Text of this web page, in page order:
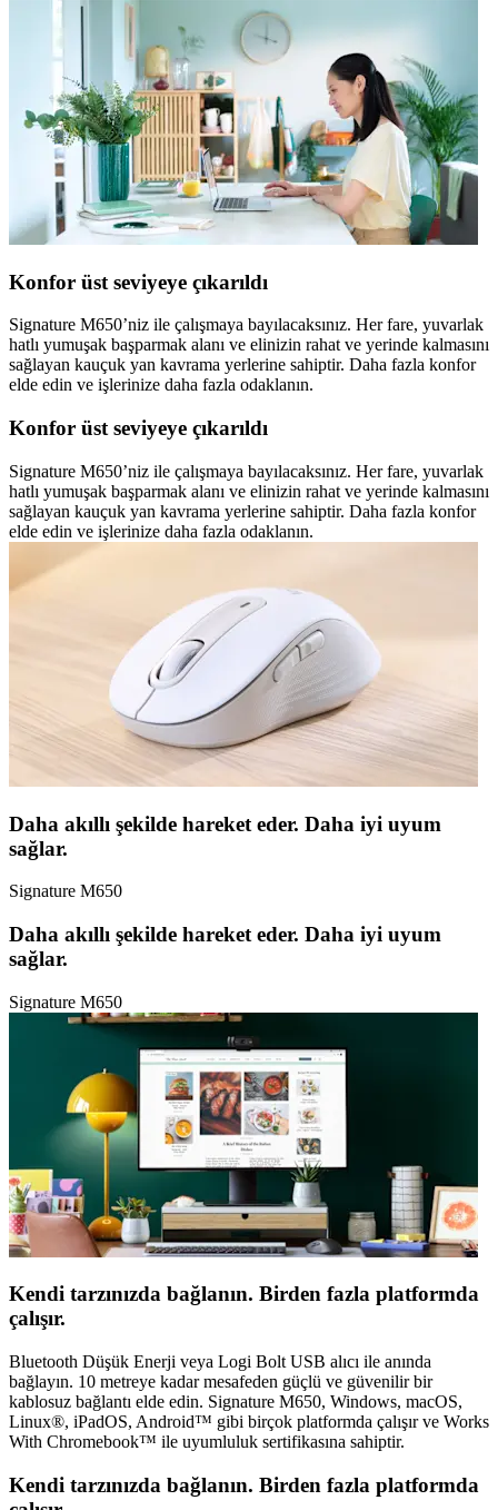
Konfor üst seviyeye çıkarıldı
Signature M650’niz ile çalışmaya bayılacaksınız. Her fare, yuvarlak
hatlı yumuşak başparmak alanı ve elinizin rahat ve yerinde kalmasını
sağlayan kauçuk yan kavrama yerlerine sahiptir. Daha fazla konfor
elde edin ve işlerinize daha fazla odaklanın.
Konfor üst seviyeye çıkarıldı
Signature M650’niz ile çalışmaya bayılacaksınız. Her fare, yuvarlak
hatlı yumuşak başparmak alanı ve elinizin rahat ve yerinde kalmasını
sağlayan kauçuk yan kavrama yerlerine sahiptir. Daha fazla konfor
elde edin ve işlerinize daha fazla odaklanın.
Daha akıllı şekilde hareket eder. Daha iyi uyum
sağlar.
Signature M650
Daha akıllı şekilde hareket eder. Daha iyi uyum
sağlar.
Signature M650
Kendi tarzınızda bağlanın. Birden fazla platformda
çalışır.
Bluetooth Düşük Enerji veya Logi Bolt USB alıcı ile anında
bağlayın. 10 metreye kadar mesafeden güçlü ve güvenilir bir
kablosuz bağlantı elde edin. Signature M650, Windows, macOS,
Linux®, iPadOS, Android™ gibi birçok platformda çalışır ve Works
With Chromebook™ ile uyumluluk sertifikasına sahiptir.
Kendi tarzınızda bağlanın. Birden fazla platformda